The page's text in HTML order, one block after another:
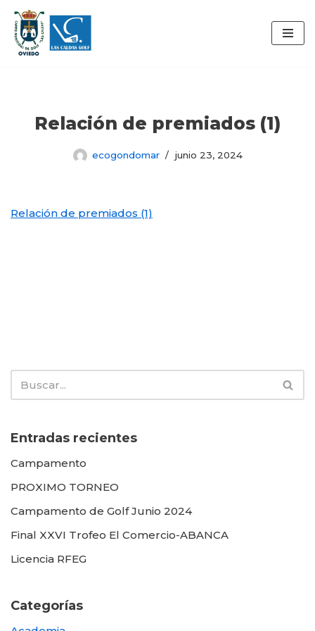
Saltar
al
Relación de premiados (1)
ecogondomar junio 23, 2024
Relación de premiados (1)
Entradas recientes
Campamento
PROXIMO TORNEO
Campamento de Golf Junio 2024
Final XXVI Trofeo El Comercio-ABANCA
Licencia RFEG
Categorías